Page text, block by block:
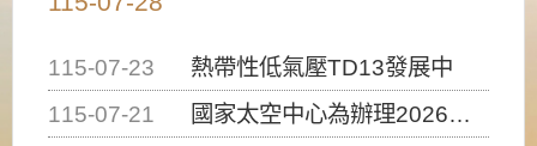
115-07-23
熱帶性低氣壓TD13發展中
115-07-21
國家太空中心為辦理2026台灣盃火箭競賽，陸、海、空域警戒及協調相關事宜，因颱風備案事宜